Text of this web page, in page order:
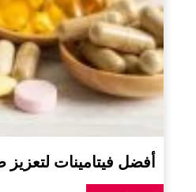
أفضل فيتامينات